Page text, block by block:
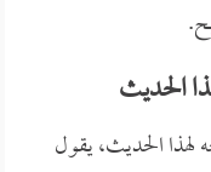
الحديث
لهذا الحديث، يقول